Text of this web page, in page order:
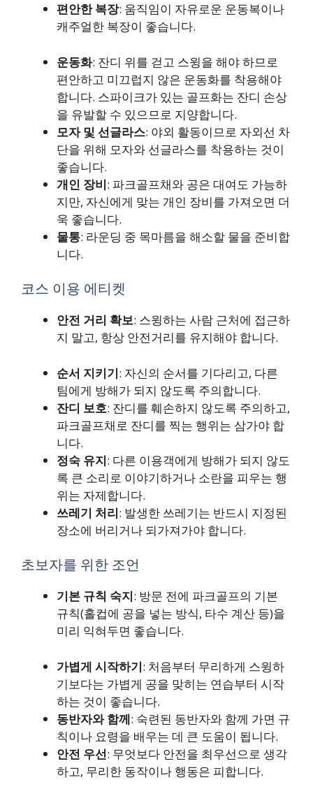
편안한 복장: 움직임이 자유로운 운동복이나
캐주얼한 복장이 좋습니다.
운동화: 잔디 위를 걷고 스윙을 해야 하므로
편안하고 미끄럽지 않은 운동화를 착용해야
합니다. 스파이크가 있는 골프화는 잔디 손상
을 유발할 수 있으므로 지양합니다.
모자 및 선글라스: 야외 활동이므로 자외선 차
단을 위해 모자와 선글라스를 착용하는 것이
좋습니다.
개인 장비: 파크골프채와 공은 대여도 가능하
지만, 자신에게 맞는 개인 장비를 가져오면 더
욱 좋습니다.
물통: 라운딩 중 목마름을 해소할 물을 준비합
니다.
코스 이용 에티켓
안전 거리 확보: 스윙하는 사람 근처에 접근하
지 말고, 항상 안전거리를 유지해야 합니다.
순서 지키기: 자신의 순서를 기다리고, 다른
팀에게 방해가 되지 않도록 주의합니다.
잔디 보호: 잔디를 훼손하지 않도록 주의하고,
파크골프채로 잔디를 찍는 행위는 삼가야 합
니다.
정숙 유지: 다른 이용객에게 방해가 되지 않도
록 큰 소리로 이야기하거나 소란을 피우는 행
위는 자제합니다.
쓰레기 처리: 발생한 쓰레기는 반드시 지정된
장소에 버리거나 되가져가야 합니다.
초보자를 위한 조언
기본 규칙 숙지: 방문 전에 파크골프의 기본
규칙(홀컵에 공을 넣는 방식, 타수 계산 등)을
미리 익혀두면 좋습니다.
가볍게 시작하기: 처음부터 무리하게 스윙하
기보다는 가볍게 공을 맞히는 연습부터 시작
하는 것이 좋습니다.
동반자와 함께: 숙련된 동반자와 함께 가면 규
칙이나 요령을 배우는 데 큰 도움이 됩니다.
안전 우선: 무엇보다 안전을 최우선으로 생각
하고, 무리한 동작이나 행동은 피합니다.